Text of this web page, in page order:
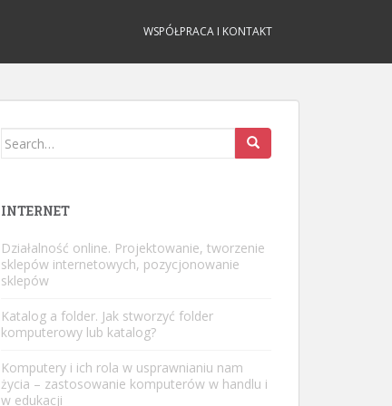
WSPÓŁPRACA I KONTAKT
Search
INTERNET
Działalność online. Projektowanie, tworzenie
sklepów internetowych, pozycjonowanie
sklepów
Katalog a folder. Jak stworzyć folder
komputerowy lub katalog?
Komputery i ich rola w usprawnianiu nam
życia – zastosowanie komputerów w handlu i
w edukacji